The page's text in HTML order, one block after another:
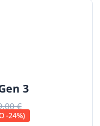
3
€
-24%)